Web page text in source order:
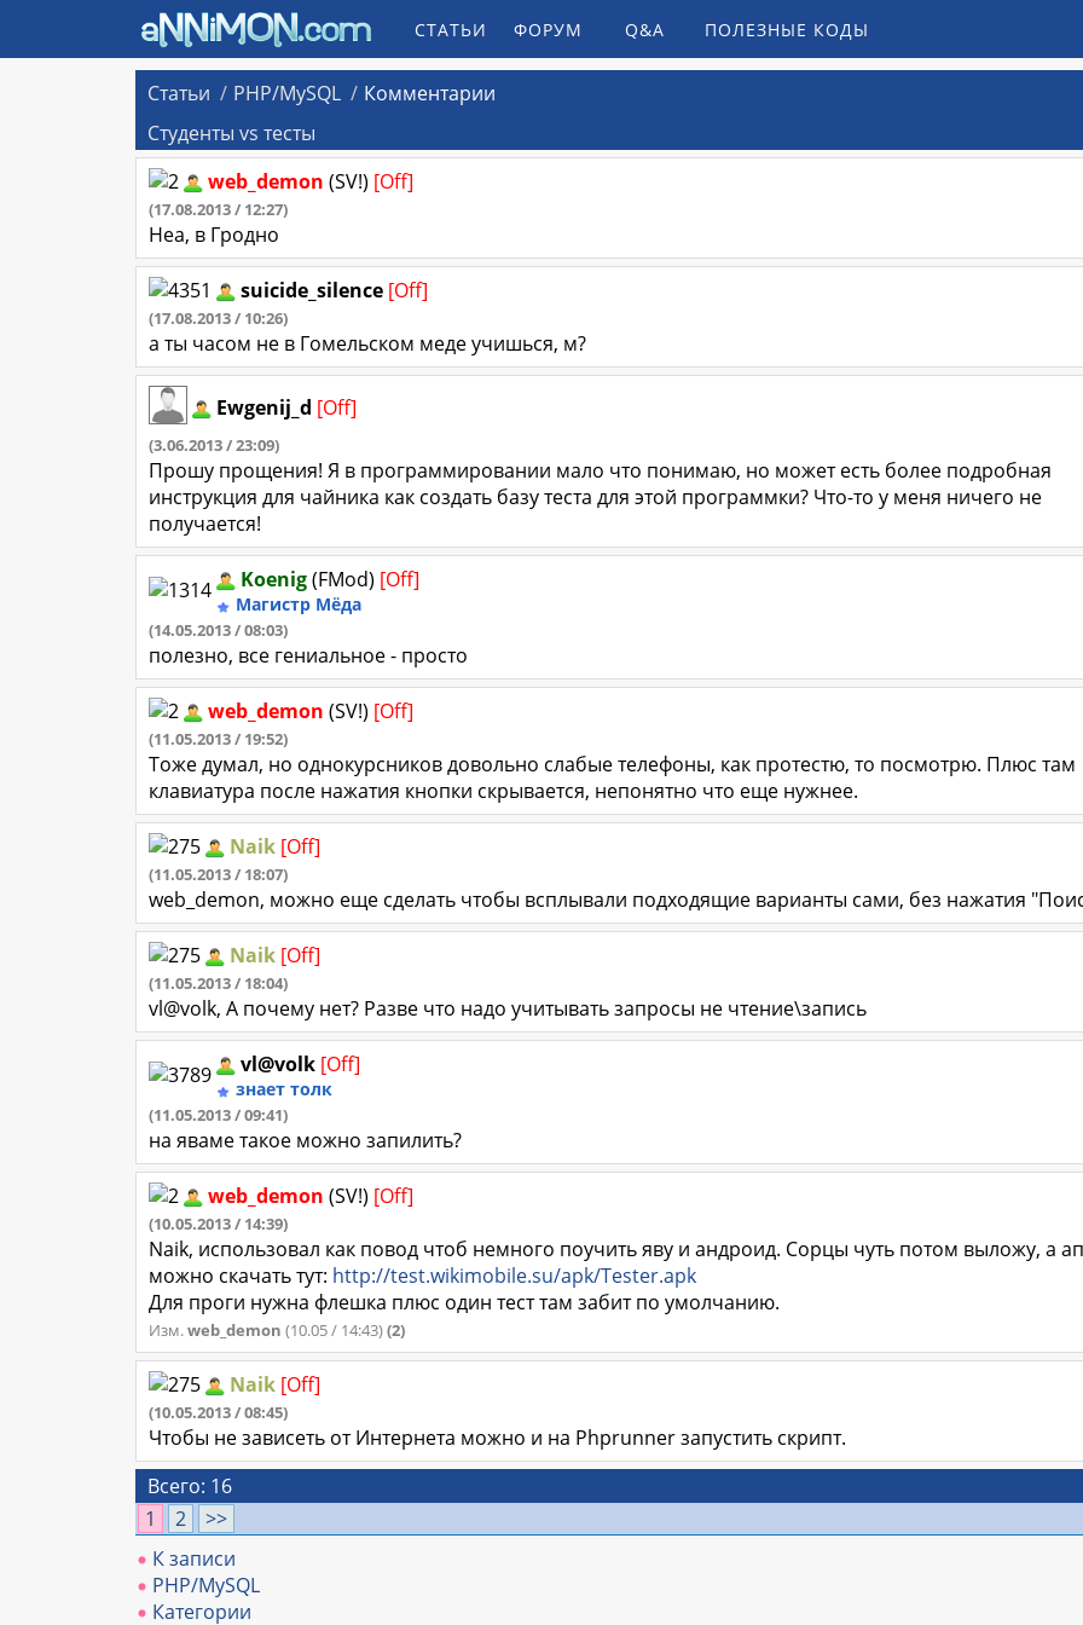
СТАТЬИ ФОРУМ Q&A ПОЛЕЗНЫЕ КОДЫ
Статьи PHP/MySQL
Комментарии
Студенты vs тесты
web_demon (SV!) [Off]
(17.08.2013 / 12:27)
Неа, в Гродно
suicide_silence [Off]
(17.08.2013 / 10:26)
а ты часом не в Гомельском меде учишься, м?
Ewgenij_d [Off]
(3.06.2013 / 23:09)
Прошу прощения! Я в программировании мало что понимаю, но может есть более подробная
инструкция для чайника как создать базу теста для этой программки? Что-то у меня ничего не
получается!
Koenig(FMod) [Off]
Магистр Мёда
(14.05.2013 / 08:03)
полезно, все гениальное - просто
web_demon (SV!) [Off]
(11.05.2013 / 19:52)
Тоже думал, но однокурсников довольно слабые телефоны, как протестю, то посмотрю. Плюс там
клавиатура после нажатия кнопки скрывается, непонятно что еще нужнее.
Naik [Off]
(11.05.2013 / 18:07)
web_demon, можно еще сделать чтобы всплывали подходящие варианты сами, без нажатия
Naik [Off]
(11.05.2013 / 18:04)
vl@volk, А почему нет? Разве что надо учитывать запросы не чтение\запись
vl@volk [Off]
знает толк
(11.05.2013 / 09:41)
на яваме такое можно запилить?
web_demon (SV!) [Off]
(10.05.2013 / 14:39)
Naik, использовал как повод чтоб немного поучить яву и андроид. Сорцы чуть потом выложу, а
можно скачать тут: http://test.wikimobile.su/apk/Tester.apk
Для проги нужна флешка плюс один тест там забит по умолчанию.
Изм.web_demon (10.05 / 14:43)(2)
Naik [Off]
(10.05.2013 / 08:45)
Чтобы не зависеть от Интернета можно и на Phprunner запустить скрипт.
Всего: 16
1
2
>>
К записи
PHP/MySQL
Категории